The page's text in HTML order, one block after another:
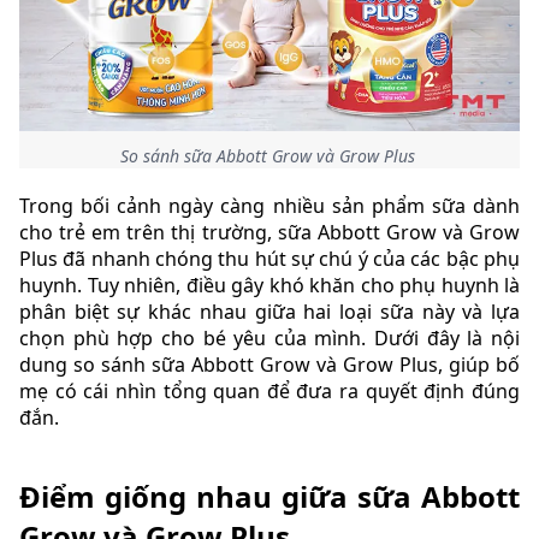
So sánh sữa Abbott Grow và Grow Plus
Trong bối cảnh ngày càng nhiều sản phẩm sữa dành
cho trẻ em trên thị trường, sữa Abbott Grow và Grow
Plus đã nhanh chóng thu hút sự chú ý của các bậc phụ
huynh. Tuy nhiên, điều gây khó khăn cho phụ huynh là
phân biệt sự khác nhau giữa hai loại sữa này và lựa
chọn phù hợp cho bé yêu của mình. Dưới đây là nội
dung so sánh sữa Abbott Grow và Grow Plus, giúp bố
mẹ có cái nhìn tổng quan để đưa ra quyết định đúng
đắn.
Điểm giống nhau giữa sữa Abbott